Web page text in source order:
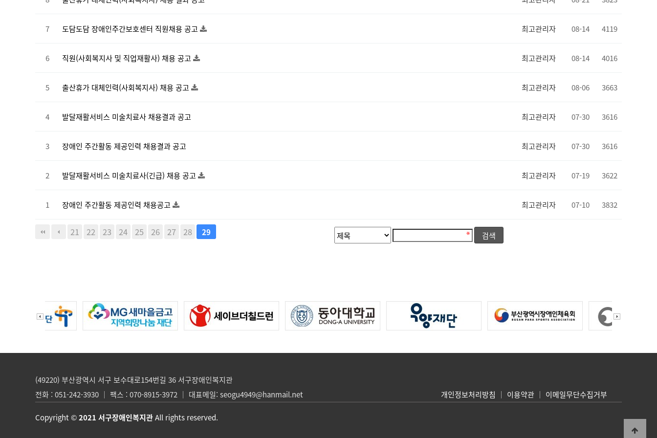
7 도담도담 장애인주간보호센터 직원채용 공고 최고관리자 08-14 4119
6 직원(사회복지사 및 직업재활사) 채용 공고 최고관리자 08-14 4016
5 출산휴가 대체인력(사회복지사) 채용 공고 최고관리자 08-06 3663
4 발달재활서비스 미술치료사 채용결과 공고 최고관리자 07-30 3616
3 장애인 주간활동 제공인력 채용결과 공고 최고관리자 07-30 3616
2 발달재활서비스 미술치료사(긴급) 채용 공고 최고관리자 07-19 3622
1 장애인 주간활동 제공인력 채용공고 최고관리자 07-10 3832
21 22 23 24 25 26 27 28 29
검
색
검
색
(49220) 부산광역시 서구 보수대로154번길 36 서구장애인복지관
전화 : 051-242-3930 ｜ 팩스 : 070-8915-3972 ｜ 대표메일: seogu4949@hanmail.net
개인정보처리방침 ｜ 이용약관 ｜ 이메일무단수집거부
Copyright ©2021 서구장애인복지관All rights reserved.